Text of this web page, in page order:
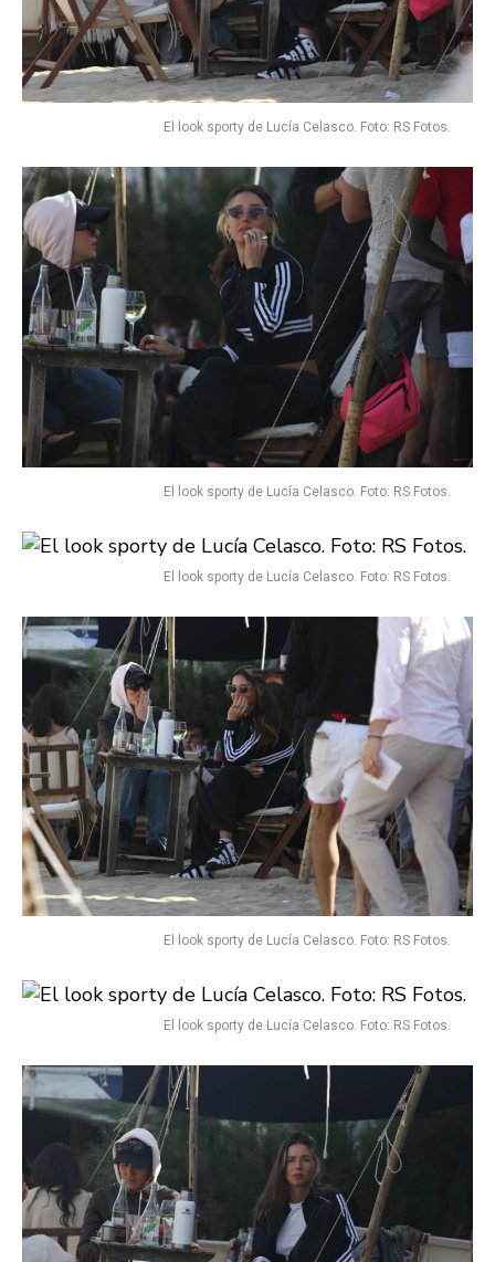
El look sporty de Lucía Celasco. Foto: RS Fotos.
El look sporty de Lucía Celasco. Foto: RS Fotos.
El look sporty de Lucía Celasco. Foto: RS Fotos.
El look sporty de Lucía Celasco. Foto: RS Fotos.
El look sporty de Lucía Celasco. Foto: RS Fotos.